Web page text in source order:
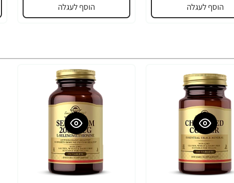
הוסף לעגלה הוסף לעגלה